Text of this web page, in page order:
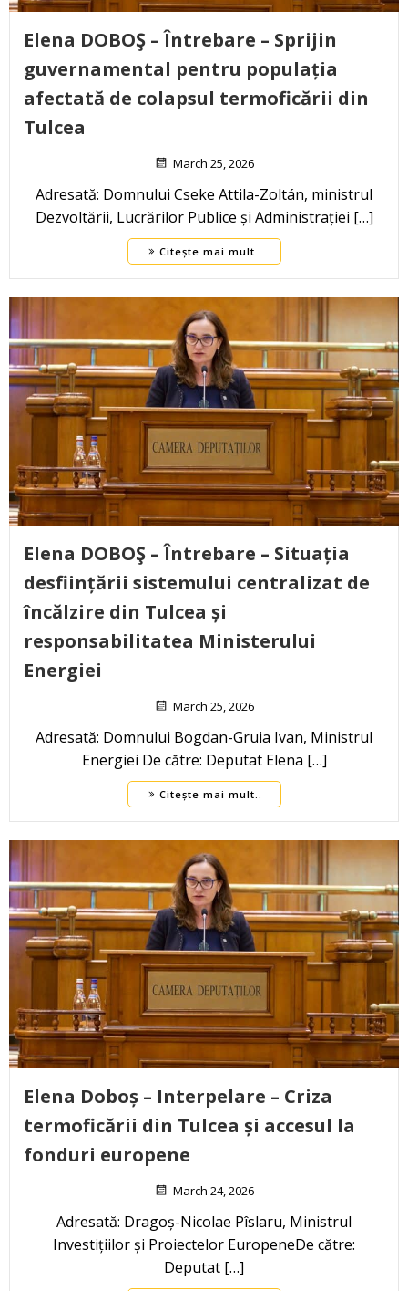
Elena DOBOŞ – Întrebare – Sprijin
guvernamental pentru populația
afectată de colapsul termoficării din
Tulcea
March 25, 2026
Adresată: Domnului Cseke Attila-Zoltán, ministrul
Dezvoltării, Lucrărilor Publice și Administrației […]
Citește mai mult..
Elena DOBOŞ – Întrebare – Situația
desființării sistemului centralizat de
încălzire din Tulcea și
responsabilitatea Ministerului
Energiei
March 25, 2026
Adresată: Domnului Bogdan-Gruia Ivan, Ministrul
Energiei De către: Deputat Elena […]
Citește mai mult..
Elena Doboș – Interpelare – Criza
termoficării din Tulcea și accesul la
fonduri europene
March 24, 2026
Adresată: Dragoș-Nicolae Pîslaru, Ministrul
Investițiilor și Proiectelor EuropeneDe către:
Deputat […]